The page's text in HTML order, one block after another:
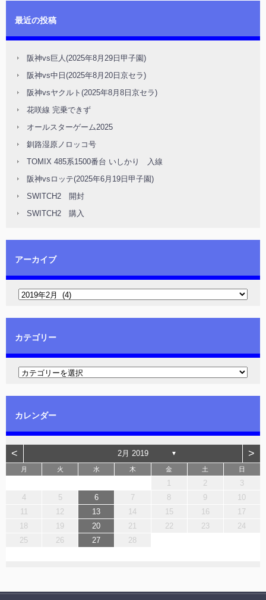
最近の投稿
阪神vs巨人(2025年8月29日甲子園)
阪神vs中日(2025年8月20日京セラ)
阪神vsヤクルト(2025年8月8日京セラ)
花咲線 完乗できず
オールスターゲーム2025
釧路湿原ノロッコ号
TOMIX 485系1500番台 いしかり 入線
阪神vsロッテ(2025年6月19日甲子園)
SWITCH2 開封
SWITCH2 購入
アーカイブ
カテゴリー
カレンダー
< 2月 2019 ▼ >
月 火 水 木 金 土 日
1 2
3
4
5 6 7 8 9
10
11
12 13 14 15 16
17
18
19 20 21 22 23
24
25
26 27 28